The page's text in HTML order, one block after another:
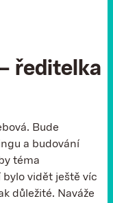
ředitelka
Bude
a budování
téma
vidět ještě víc
důležité. Naváže